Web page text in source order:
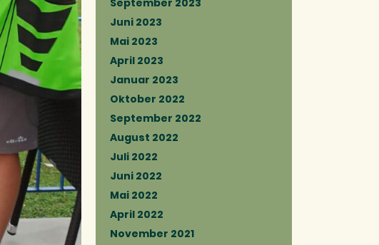
September 2023
Juni 2023
Mai 2023
April 2023
Januar 2023
Oktober 2022
September 2022
August 2022
Juli 2022
Juni 2022
Mai 2022
April 2022
November 2021